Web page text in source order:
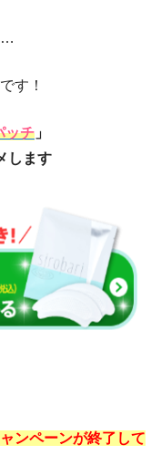
…
す！
ッチ 」
します
ンペーンが終了して